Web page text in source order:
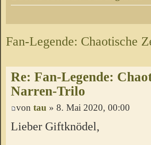
Fan-Legende: Chaotische
Re: Fan-Legende:
Narren-Trilo
von tau » 8. Mai 2020, 00:00
Lieber Giftknödel,